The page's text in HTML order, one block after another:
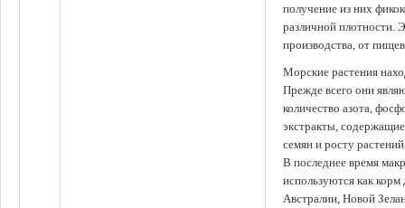
получение из них
различной плотности.
производства, от
Морские растения
Прежде всего они
количество азота,
экстракты,
семян и росту
В последнее время
используются как
Австралии, Новой